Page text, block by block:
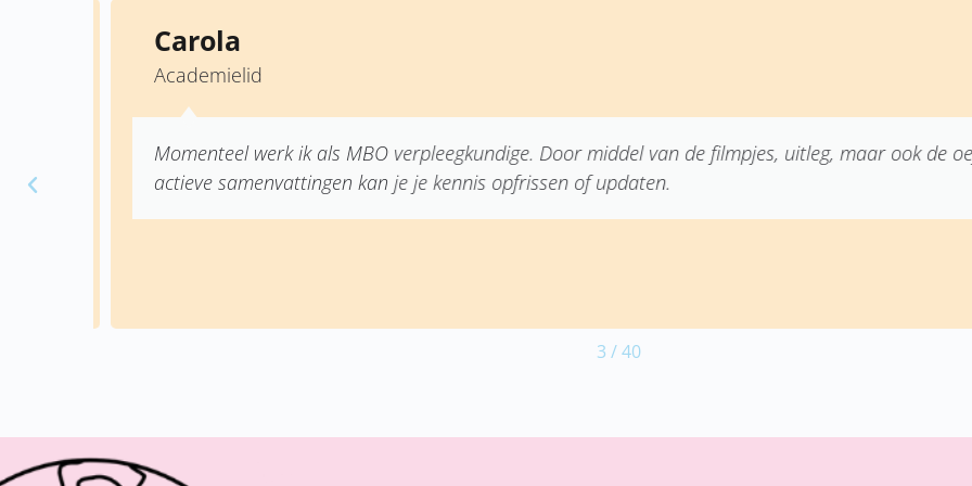
Momenteel werk ik als MBO verpleegkundige. Door middel van de filmpjes, uitleg, maar ook de
actieve samenvattingen kan je je kennis opfrissen of updaten.
Carola
Academielid
3 /40